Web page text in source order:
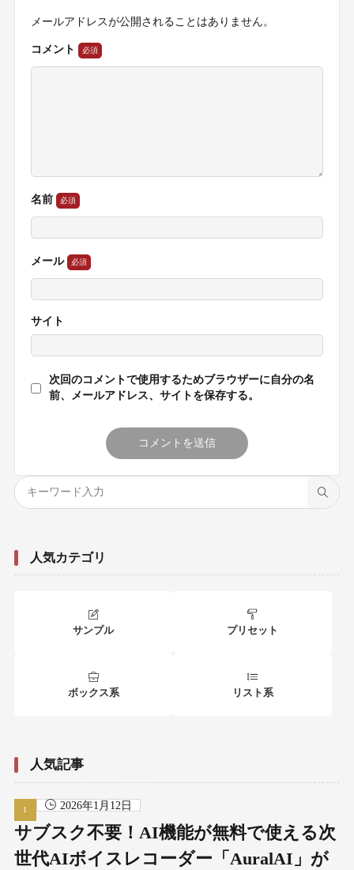
メールアドレスが公開されることはありません。
コメント
名前
メール
サイト
次回のコメントで使用するためブラウザーに自分の名
前、メールアドレス、サイトを保存する。
人気カテゴリ
サンプル プリセット
ボックス系 リスト系
人気記事
2026年1月12日
サブスク不要！AI機能が無料で使える次
世代AIボイスレコーダー「AuralAI」が